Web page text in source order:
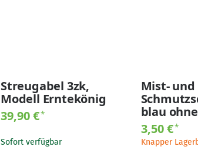
Streugabel 3zk,
Modell Erntekönig
39,90 €*
Sofort verfügbar
Mist- und
blau
3,50 €*
Knapper